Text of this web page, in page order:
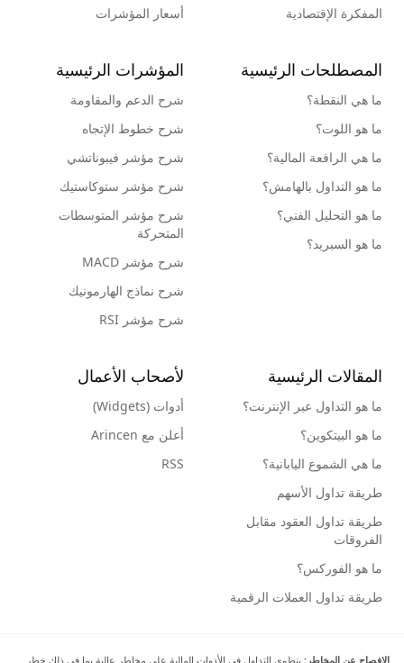
المفكرة الإقتصادية
أسعار المؤشرات
المصطلحات الرئيسية
ما هي النقطة؟
ما هو اللوت؟
ما هي الرافعة المالية؟
ما هو التداول بالهامش؟
ما هو التحليل الفني؟
ما هو السبريد؟
المؤشرات الرئيسية
شرح الدعم والمقاومة
شرح خطوط الإتجاه
شرح مؤشر فيبوناتشي
شرح مؤشر ستوكاستيك
شرح مؤشر المتوسطات
المتحركة
شرح مؤشر MACD
شرح نماذج الهارمونيك
شرح مؤشر RSI
المقالات الرئيسية
ما هو التداول عبر الإنترنت؟
ما هو البيتكوين؟
ما هي الشموع اليابانية؟
طريقة تداول الأسهم
طريقة تداول العقود مقابل
الفروقات
ما هو الفوركس؟
طريقة تداول العملات الرقمية
لأصحاب الأعمال
أدوات (Widgets)
أعلن مع Arincen
RSS
الإفصاح عن المخاطر: ينطوي التداول في الأدوات المالية على مخاطر عالية بما في ذلك خطر